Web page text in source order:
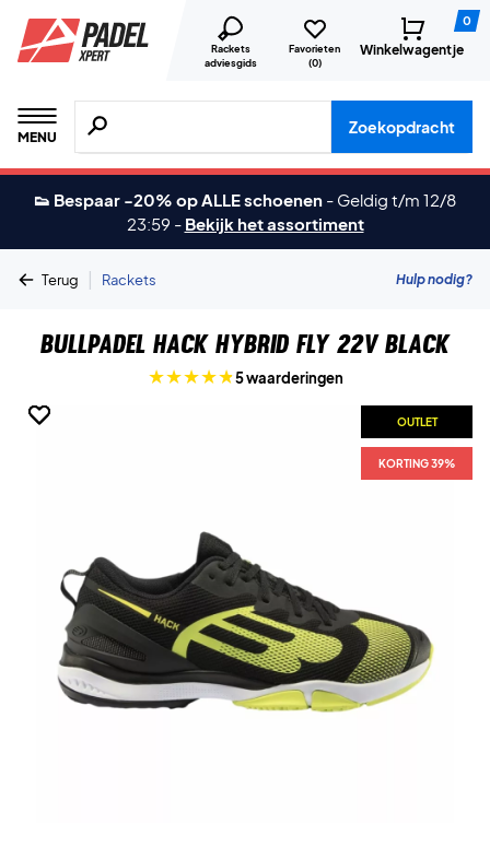
Rackets
adviesgids
Favorieten
(0)
0
Winkelwagentje
MENU
Zoeken naar producten, merken etc.
Zoekopdracht
👟 Bespaar -20% op ALLE schoenen - Geldig t/m 12/8
23:59 - Bekijk het assortiment
Terug | Rackets Hulp nodig?
Bullpadel Hack Hybrid Fly 22V Black
5 waarderingen
OUTLET
KORTING 39%
OUTLET
KORTING 39%
OUTLET
KORTING 39%